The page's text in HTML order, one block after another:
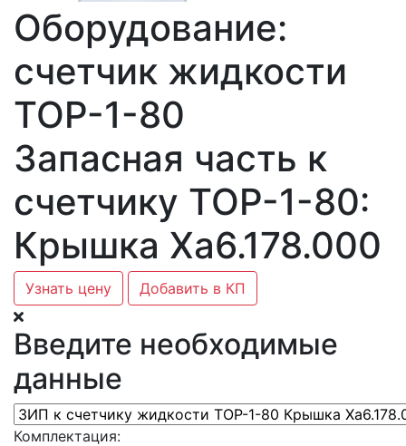
Оборудование:
счетчик жидкости
ТОР-1-80
Запасная часть к
счетчику ТОР-1-80:
Крышка Ха6.178.000
Узнать цену Добавить в КП
Введите необходимые
данные
Комплектация: